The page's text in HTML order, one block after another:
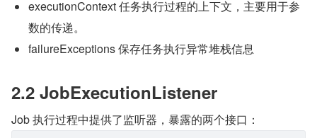
executionContext 任务执行过程的上下文，主要用于参
数的传递。
failureExceptions 保存任务执行异常堆栈信息
2.2 JobExecutionListener
Job 执行过程中提供了监听器，暴露的两个接口：